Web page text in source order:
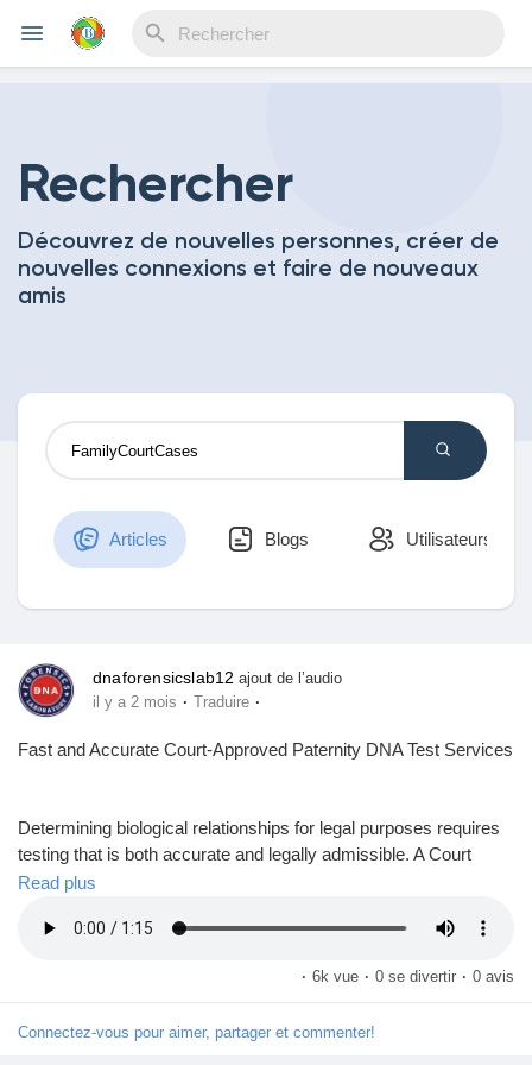
Découvrir Evènements
Découvrir Blogs
Mes Articles
Découvrir Groupes
Rechercher
Découvrez de nouvelles personnes, créer de
nouvelles connexions et faire de nouveaux
amis
Articles Blogs Utilisateurs
dnaforensicslab12 ajout de l’audio
il y a 2 mois · Traduire ·
Fast and Accurate Court-Approved Paternity DNA Test Services
Determining biological relationships for legal purposes requires
testing that is both accurate and legally admissible. A Court
Approved Paternity DNA Test provides scientifically validated
child custody matters, immigration cases, and other legal
ensure that the results meet judicial and regulatory
Read plus
· 6k vue · 0 se divertir · 0 avis
Connectez-vous pour aimer, partager et commenter!